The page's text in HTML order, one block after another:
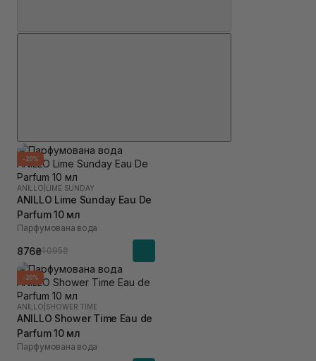
-20%
ANILLO LIME SUNDAY
ANILLO Lime Sunday Eau De
Parfum 10 мл
Парфумована вода
876₴1 095₴
-20%
ANILLO SHOWER TIME
ANILLO Shower Time Eau de
Parfum 10 мл
Парфумована вода